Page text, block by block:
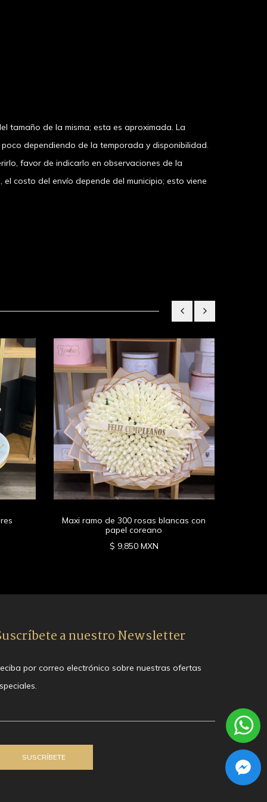
tamaño de la misma; esta es aproximada. La
dependiendo de la temporada y disponibilidad.
favor de indicarlo en observaciones de la
costo del envío depende del municipio; esto viene
Maxi ramo de 300 rosas blancas con
papel coreano
$ 9,850 MXN
a nuestro Newsletter
por correo electrónico sobre nuestras ofertas